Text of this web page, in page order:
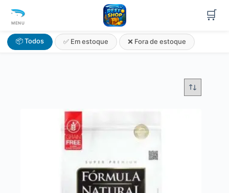
MENU
🛒
📦 Todos ✅ Em estoque ❌ Fora de estoque